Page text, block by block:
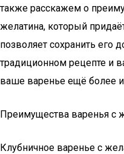
также расскажем о
желатина, который
позволяет сохранить его
традиционном рецепте и
ваше варенье ещё более
Преимущества варенья с
Клубничное варенье с